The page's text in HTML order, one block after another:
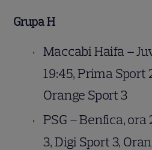
Grupa H
Maccabi Haifa –
19:45, Prima Sport
Orange Sport 3
PSG – Benfica,
3, Digi Sport 3,